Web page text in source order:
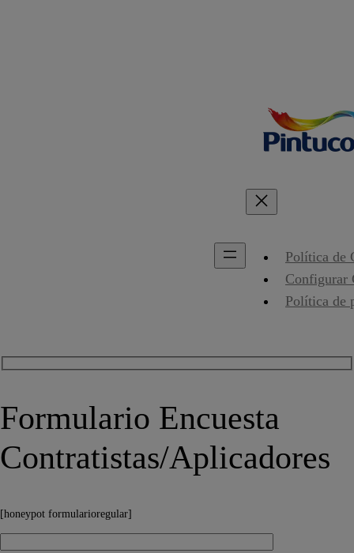
Política de
Configurar
Política de
Formulario Encuesta
Contratistas/Aplicadores
[honeypot formularioregular]